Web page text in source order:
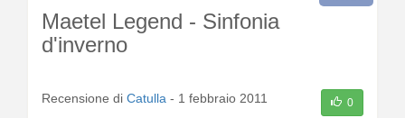
Maetel Legend - Sinfonia
d'inverno
Recensione di Catulla - 1 febbraio 2011 0